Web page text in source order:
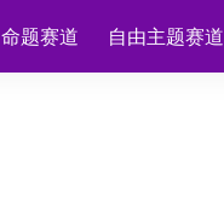
命题赛道 自由主题赛道